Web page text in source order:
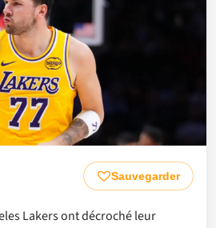
Sauvegarder
Lakers ont décroché leur